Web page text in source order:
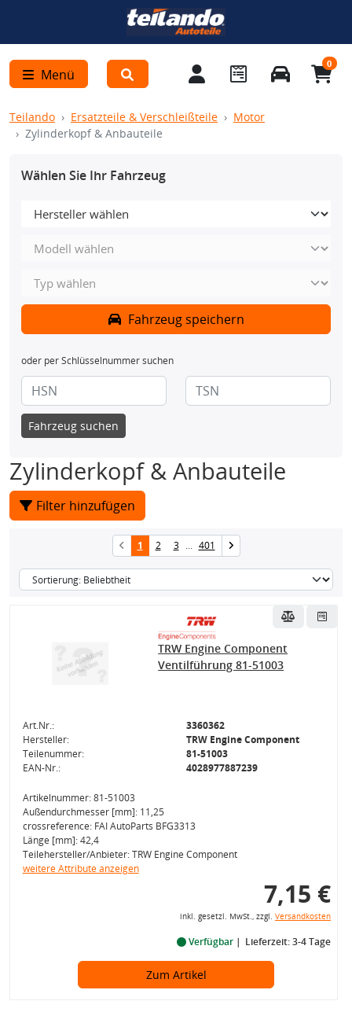
Menü
0
Teilando Ersatzteile & Verschleißteile
Motor
Zylinderkopf & Anbauteile
Wählen Sie Ihr Fahrzeug
Fahrzeug speichern
oder per Schlüsselnummer suchen
Fahrzeug suchen
Zylinderkopf & Anbauteile
Filter hinzufügen
1 2 3 ... 401
TRW Engine Component
Ventilführung 81-51003
Art.Nr.:
3360362
Hersteller:
TRW Engine Component
Teilenummer:
81-51003
EAN-Nr.:
4028977887239
Artikelnummer: 81-51003
Außendurchmesser [mm]: 11,25
crossreference: FAI AutoParts BFG3313
Länge [mm]: 42,4
Teilehersteller/Anbieter: TRW Engine Component
weitere Attribute anzeigen
7,15 €
inkl. gesetzl. MwSt., zzgl. Versandkosten
Verfügbar Lieferzeit: 3-4 Tage
Zum Artikel